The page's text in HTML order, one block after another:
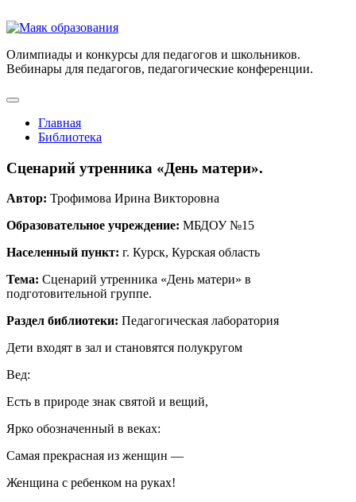
Олимпиады и конкурсы для педагогов и школьников.
Вебинары для педагогов, педагогические конференции.
Главная
Библиотека
Сценарий утренника «День матери».
Автор: Трофимова Ирина Викторовна
Образовательное учреждение: МБДОУ №15
Населенный пункт: г. Курск, Курская область
Тема: Сценарий утренника «День матери» в
подготовительной группе.
Раздел библиотеки: Педагогическая лаборатория
Дети входят в зал и становятся полукругом
Вед:
Есть в природе знак святой и вещий,
Ярко обозначенный в веках:
Самая прекрасная из женщин —
Женщина с ребенком на руках!